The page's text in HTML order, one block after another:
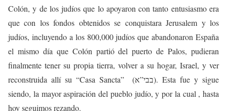
Colón, y de los judíos que lo apoyaron con tanto entusiasmo era
que con los fondos obtenidos se conquistara Jerusalem y los
judíos, incluyendo a los 800,000 judíos que abandonaron España
el mismo día que Colón partió del puerto de Palos, pudieran
finalmente tener su propia tierra, volver a su hogar, Israel, y ver
reconstruida allí su “Casa Sancta” (בבי”א). Esta fue y sigue
siendo, la mayor aspiración del pueblo judío, y por la cual , hasta
hoy seguimos rezando.